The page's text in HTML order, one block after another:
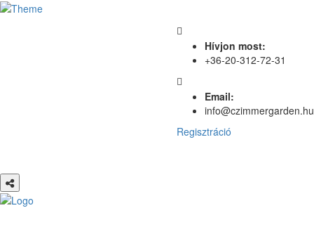
Hívjon most:
+36-20-312-72-31
Email:
info@czimmergarden.hu
Regisztráció